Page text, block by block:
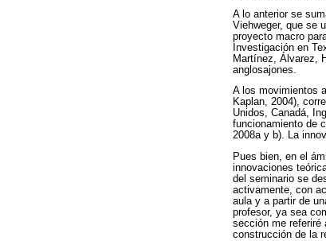
A lo anterior se
Viehweger, que se
proyecto macro
Investigación en
Martínez, Álvarez,
anglosajones.
A los movimientos
Kaplan, 2004),
Unidos, Canadá,
funcionamiento de
2008a y b). La
Pues bien, en el
innovaciones
del seminario se
activamente, con
aula y a partir de
profesor, ya sea
sección me referiré
construcción de la